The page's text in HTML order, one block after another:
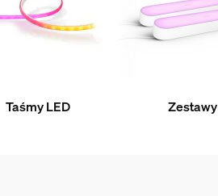
Taśmy LED Zestawy